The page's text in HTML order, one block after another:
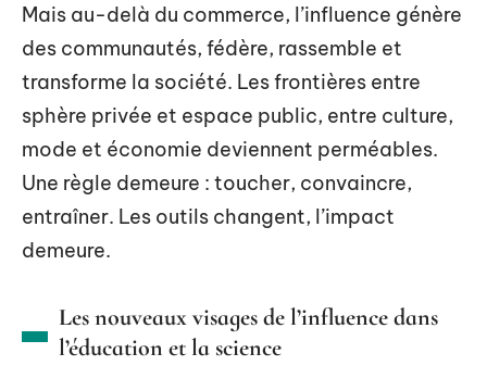
Mais au-delà du commerce, l’influence génère
des communautés, fédère, rassemble et
transforme la société. Les frontières entre
sphère privée et espace public, entre culture,
mode et économie deviennent perméables.
Une règle demeure : toucher, convaincre,
entraîner. Les outils changent, l’impact
demeure.
Les nouveaux visages de l’influence dans
l’éducation et la science